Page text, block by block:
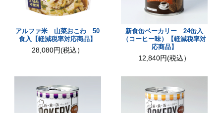
アルファ米 山菜おこわ 50
食入【軽減税率対応商品】
28,080円(税込）
新食缶ベーカリー 24缶入
（コーヒー味）【軽減税率対
応商品】
12,840円(税込）